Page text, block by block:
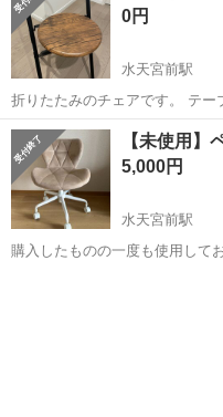
0円
水天宮前駅
折りたたみのチェアです。 テー
んだまま保管していました。 自宅に取りに来てくれる方にお譲りしま
す。
東京 中央区 水天宮前駅
【未使用】
5,000円
水天宮前駅
購入したものの一度も使用して